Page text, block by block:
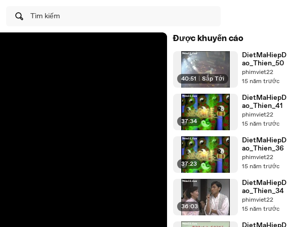
Tìm kiếm
Được khuyến cáo
40:51 | Sắp Tới
DietMaHiepD
ao_Thien_50
phimviet22
15 năm trước
37:34
DietMaHiepD
ao_Thien_41
phimviet22
15 năm trước
37:23
DietMaHiepD
ao_Thien_36
phimviet22
15 năm trước
36:03
DietMaHiepD
ao_Thien_34
phimviet22
15 năm trước